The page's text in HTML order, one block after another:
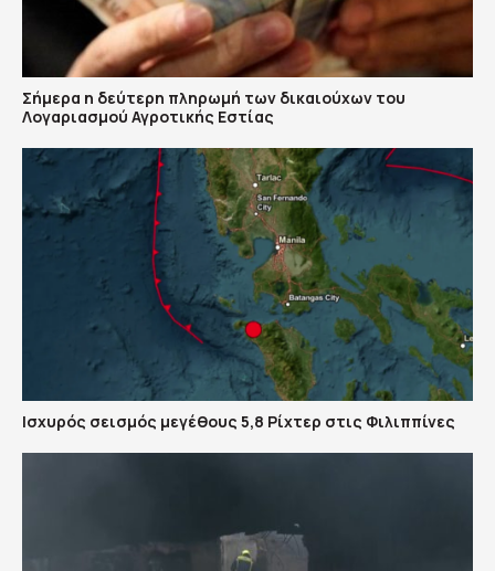
Σήμερα η δεύτερη πληρωμή των δικαιούχων του
Λογαριασμού Αγροτικής Εστίας
Ισχυρός σεισμός μεγέθους 5,8 Ρίχτερ στις Φιλιππίνες